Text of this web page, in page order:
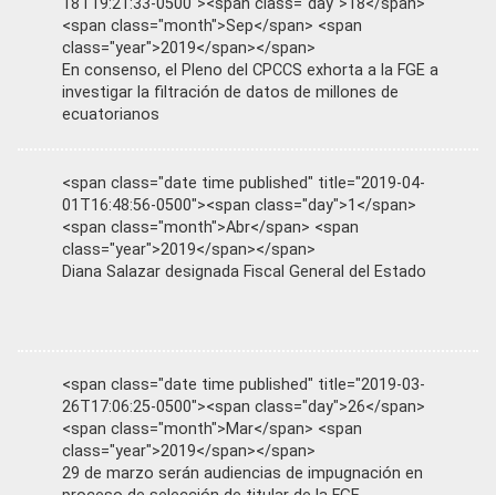
18T19:21:33-0500"><span class="day">18</span>
<span class="month">Sep</span> <span
class="year">2019</span></span>
En consenso, el Pleno del CPCCS exhorta a la FGE a
investigar la filtración de datos de millones de
ecuatorianos
<span class="date time published" title="2019-04-
01T16:48:56-0500"><span class="day">1</span>
<span class="month">Abr</span> <span
class="year">2019</span></span>
Diana Salazar designada Fiscal General del Estado
<span class="date time published" title="2019-03-
26T17:06:25-0500"><span class="day">26</span>
<span class="month">Mar</span> <span
class="year">2019</span></span>
29 de marzo serán audiencias de impugnación en